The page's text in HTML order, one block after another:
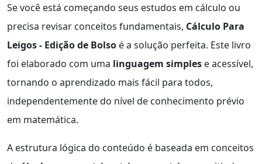
Se você está começando seus estudos em cálculo ou
precisa revisar conceitos fundamentais, Cálculo Para
Leigos - Edição de Bolso é a solução perfeita. Este livro
foi elaborado com uma linguagem simples e acessível,
tornando o aprendizado mais fácil para todos,
independentemente do nível de conhecimento prévio
em matemática.
A estrutura lógica do conteúdo é baseada em conceitos